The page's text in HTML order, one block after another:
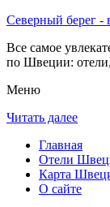
Северный берег -
Все самое
по Швеции: отели,
Меню
Читать далее
Главная
Отели
Карта
О сайте